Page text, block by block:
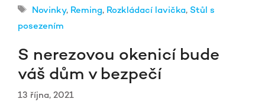
Štítky
Novinky, Reming, Rozkládací lavička, Stůl s
posezením
S nerezovou okenicí bude
váš dům v bezpečí
13 října, 2021